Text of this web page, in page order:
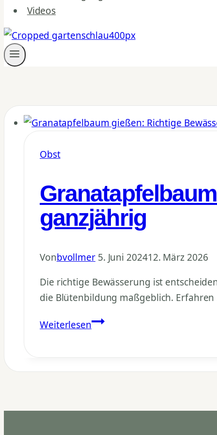
Videos
Obst
ganzjährig
Vonbvollmer 5. Juni 202412. März 2026
Die richtige Bewässerung ist
die Blütenbildung maßgeblich.
WeiterlesenGranatapfelbaum
Bewässerung